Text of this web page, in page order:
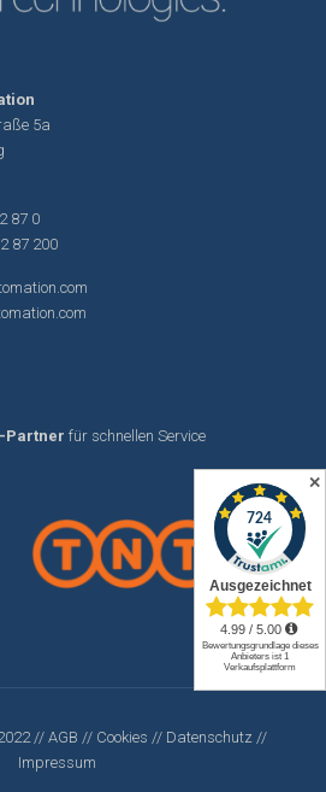
5a
87 0
87 200
Partner für schnellen Service
// AGB // Cookies // Datenschutz //
Impressum
✕